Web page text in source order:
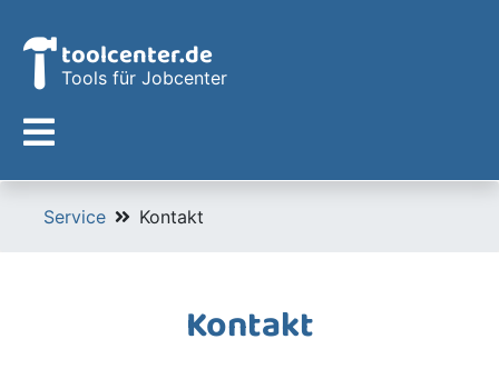
toolcenter.de
Tools für Jobcenter
Service Kontakt
Kontakt